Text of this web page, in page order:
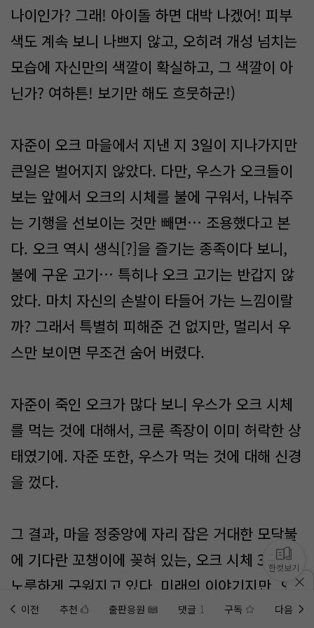
나이인가? 그래! 아이돌 하면 대박 나겠어! 피부
색도 계속 보니 나쁘지 않고, 오히려 개성 넘치는
모습에 자신만의 색깔이 확실하고, 그 색깔이 아
닌가? 여하튼! 보기만 해도 흐뭇하군!)
자준이 오크 마을에서 지낸 지 3일이 지나가지만
큰일은 벌어지지 않았다. 다만, 우스가 오크들이
보는 앞에서 오크의 시체를 불에 구워서, 나눠주
는 기행을 선보이는 것만 빼면… 조용했다고 본
다. 오크 역시 생식[?]을 즐기는 종족이다 보니,
불에 구운 고기… 특히나 오크 고기는 반갑지 않
았다. 마치 자신의 손발이 타들어 가는 느낌이랄
까? 그래서 특별히 피해준 건 없지만, 멀리서 우
스만 보이면 무조건 숨어 버렸다.
자준이 죽인 오크가 많다 보니 우스가 오크 시체
를 먹는 것에 대해서, 크룬 족장이 이미 허락한 상
태였기에. 자준 또한, 우스가 먹는 것에 대해 신경
을 껐다.
그 결과, 마을 정중앙에 자리 잡은 거대한 모닥불
에 기다란 꼬챙이에 꽂혀 있는, 오크 시체 3구가
노릇하게 구워지고 있다. 미래의 이야기지만, 오
크들은 자준과 우스가 떠난 뒤에 전투 중에 죽은
이전 추천 출판응원 댓글 1 구독 다음
한컷보기
홈에미노벨 웹추가하기 미노벨 앱설치하기